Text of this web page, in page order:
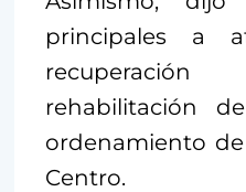
principales a
rehabilitación
ordenamiento
Centro.